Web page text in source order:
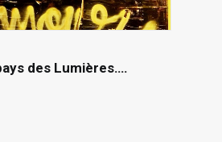
des Lumières….